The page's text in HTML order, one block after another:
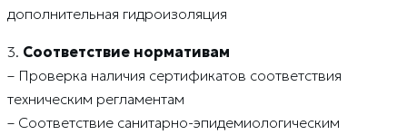
дополнительная гидроизоляция
3. Соответствие нормативам
– Проверка наличия сертификатов соответствия
техническим регламентам
– Соответствие санитарно-эпидемиологическим